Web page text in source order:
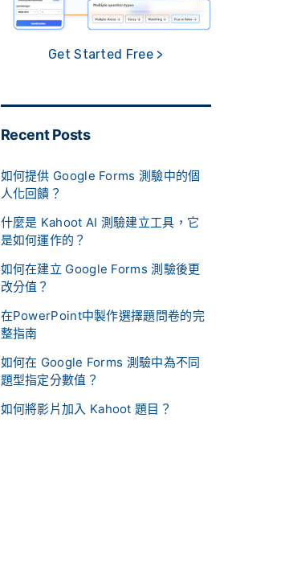
Get Started Free >
Recent Posts
如何提供 Google Forms 測驗中的個
人化回饋？
什麼是 Kahoot AI 測驗建立工具，它
是如何運作的？
如何在建立 Google Forms 測驗後更
改分值？
在PowerPoint中製作選擇題問卷的完
整指南
如何在 Google Forms 測驗中為不同
題型指定分數值？
如何將影片加入 Kahoot 題目？